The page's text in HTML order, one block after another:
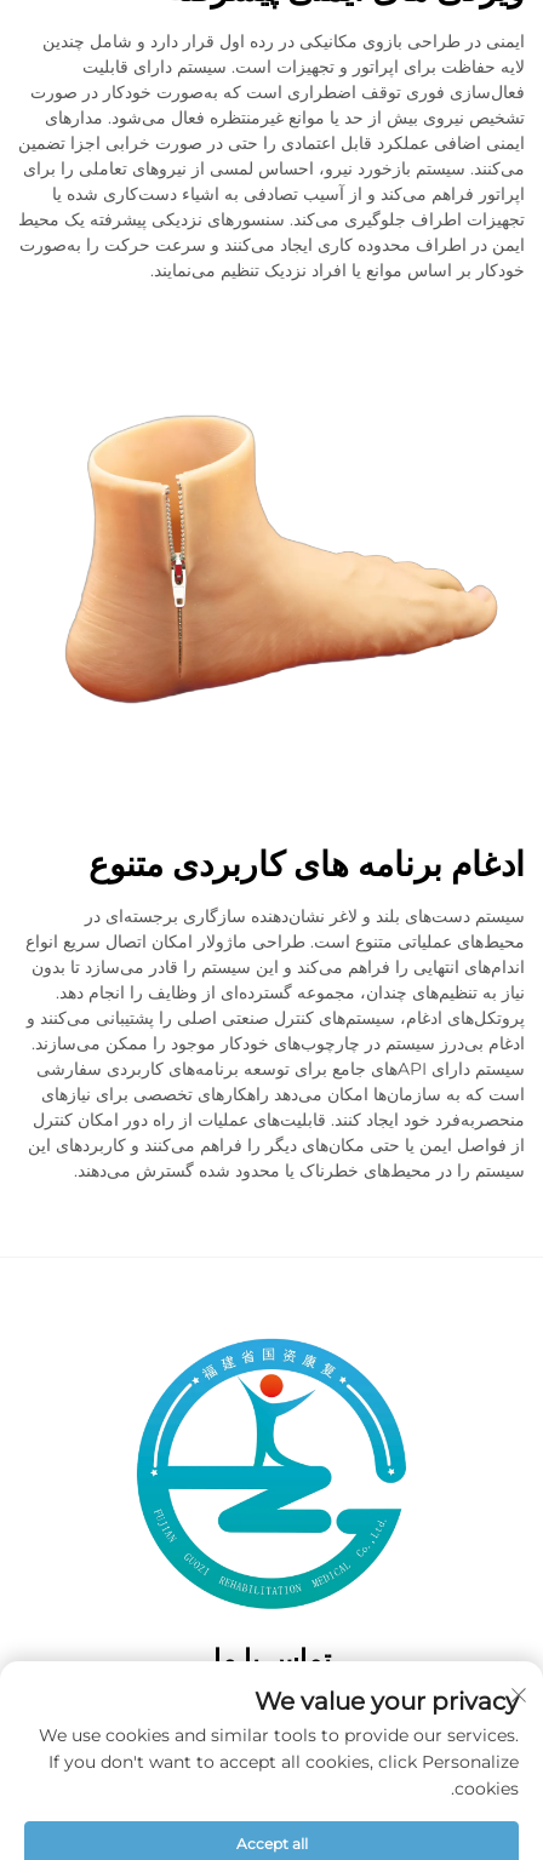
ایمنی در طراحی بازوی مکانیکی در رده اول قرار دارد و شامل چندین
لایه حفاظت برای اپراتور و تجهیزات است. سیستم دارای قابلیت
فعال‌سازی فوری توقف اضطراری است که به‌صورت خودکار در صورت
تشخیص نیروی بیش از حد یا موانع غیرمنتظره فعال می‌شود. مدارهای
ایمنی اضافی عملکرد قابل اعتمادی را حتی در صورت خرابی اجزا تضمین
می‌کنند. سیستم بازخورد نیرو، احساس لمسی از نیروهای تعاملی را برای
اپراتور فراهم می‌کند و از آسیب تصادفی به اشیاء دست‌کاری شده یا
تجهیزات اطراف جلوگیری می‌کند. سنسورهای نزدیکی پیشرفته یک محیط
ایمن در اطراف محدوده کاری ایجاد می‌کنند و سرعت حرکت را به‌صورت
خودکار بر اساس موانع یا افراد نزدیک تنظیم می‌نمایند.
ادغام برنامه های کاربردی متنوع
سیستم دست‌های بلند و لاغر نشان‌دهنده سازگاری برجسته‌ای در
محیط‌های عملیاتی متنوع است. طراحی ماژولار امکان اتصال سریع انواع
اندام‌های انتهایی را فراهم می‌کند و این سیستم را قادر می‌سازد تا بدون
نیاز به تنظیم‌های چندان، مجموعه گسترده‌ای از وظایف را انجام دهد.
پروتکل‌های ادغام، سیستم‌های کنترل صنعتی اصلی را پشتیبانی می‌کنند و
ادغام بی‌درز سیستم در چارچوب‌های خودکار موجود را ممکن می‌سازند.
سیستم دارای APIهای جامع برای توسعه برنامه‌های کاربردی سفارشی
است که به سازمان‌ها امکان می‌دهد راهکارهای تخصصی برای نیازهای
منحصربه‌فرد خود ایجاد کنند. قابلیت‌های عملیات از راه دور امکان کنترل
از فواصل ایمن یا حتی مکان‌های دیگر را فراهم می‌کنند و کاربردهای این
سیستم را در محیط‌های خطرناک یا محدود شده گسترش می‌دهند.
تماس با ما
Add: 50 Gaofeng South Lane، West GateFuzhou، Fujian، چین
تلفن:‎+86-19859128239‎
ایمیل:
We value your privacy
We use cookies and similar tools to provide our services.
If you don't want to accept all cookies, click Personalize
cookies.
Accept all